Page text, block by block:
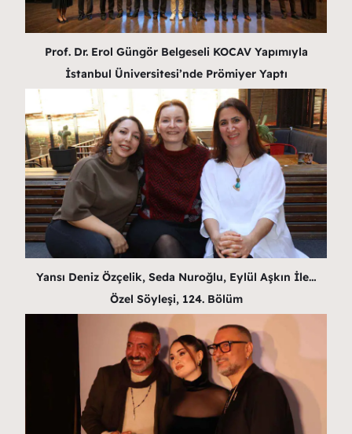
Prof. Dr. Erol Güngör Belgeseli KOCAV Yapımıyla
İstanbul Üniversitesi’nde Prömiyer Yaptı
Yansı Deniz Özçelik, Seda Nuroğlu, Eylül Aşkın İle…
Özel Söyleşi, 124. Bölüm